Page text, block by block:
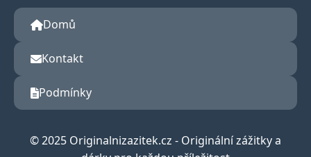
Domů
Kontakt
Podmínky
© 2025 Originalnizazitek.cz - Originální zážitky a